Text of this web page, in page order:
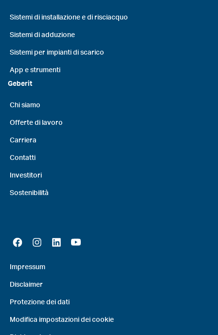
Sistemi di installazione e di risciacquo
Sistemi di adduzione
Sistemi per impianti di scarico
App e strumenti
Geberit
Chi siamo
Offerte di lavoro
Carriera
Contatti
Investitori
Sostenibilità
Impressum
Disclaimer
Protezione dei dati
Modifica impostazioni dei cookie